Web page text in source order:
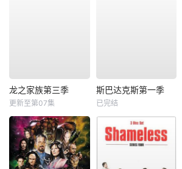
龙之家族第三季
更新至第07集
斯巴达克斯第一季
已完结